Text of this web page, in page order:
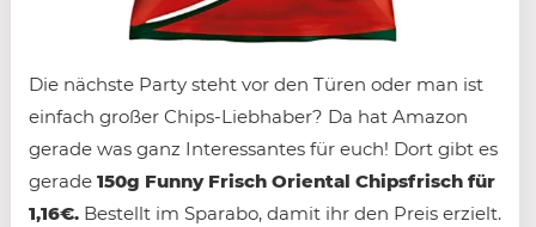
Die nächste Party steht vor den Türen oder man ist
einfach großer Chips-Liebhaber? Da hat Amazon
gerade was ganz Interessantes für euch! Dort gibt es
gerade 150g Funny Frisch Oriental Chipsfrisch für
1,16€. Bestellt im Sparabo, damit ihr den Preis erzielt.